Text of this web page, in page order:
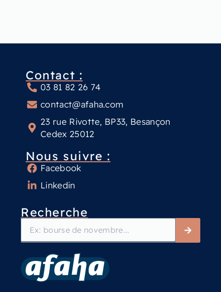
Recherche
Contact :
03 81 82 26 74
contact@afaha.com
23 rue Rivotte, BP33, Besançon
Cedex 25012
Nous suivre :
Facebook
Linkedin